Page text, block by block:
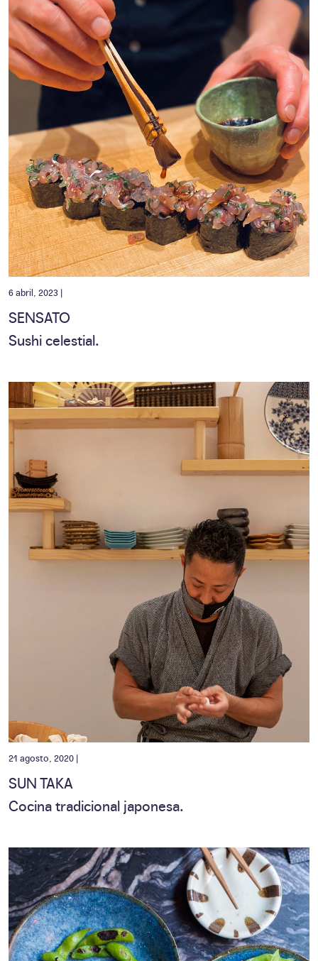
6 abril, 2023 |
SENSATO
Sushi celestial.
21 agosto, 2020 |
SUN TAKA
Cocina tradicional japonesa.